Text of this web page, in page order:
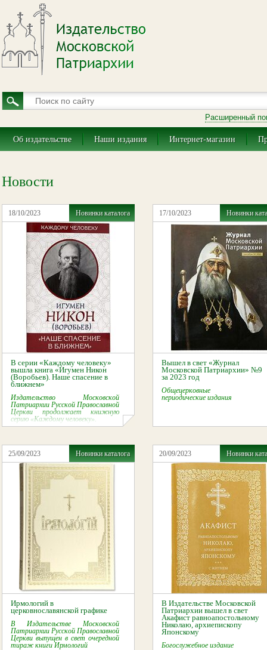
Расширенный
Об издательстве Наши издания Интернет-магазин
Новости
18/10/2023 Новинки каталога
В серии «Каждому человеку»
вышла книга «Игумен Никон
(Воробьев). Наше спасение в
ближнем»
Издательство Московской
Патриархии Русской Православной
Церкви продолжает книжную
серию «Каждому человеку».
17/10/2023 Новинки
Вышел в свет «Журнал
Московской Патриархии» №9
за 2023 год
Общецерковные
периодические издания
25/09/2023 Новинки каталога
Ирмологий в
церковнославянской графике
В Издательстве Московской
Патриархии Русской Православной
Церкви выпущен в свет очередной
тираж книги Ирмологий
20/09/2023 Новинки
В Издательстве Московской
Патриархии вышел в свет
Акафист равноапостольному
Николаю, архиепископу
Японскому
Богослужебное издание